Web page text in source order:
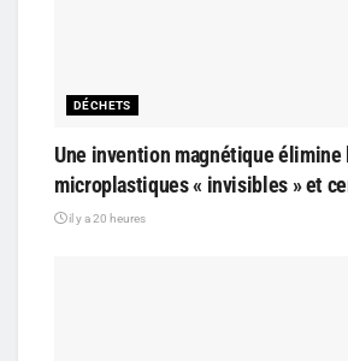
DÉCHETS
Une invention magnétique élimine
microplastiques « invisibles » et
il y a 20 heures